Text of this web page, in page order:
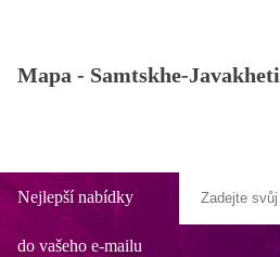
Mapa - Samtskhe-Javakheti
Nejlepší nabídky
do vašeho e-mailu